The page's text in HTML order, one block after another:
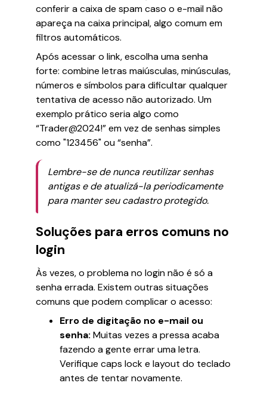
conferir a caixa de spam caso o e-mail não
apareça na caixa principal, algo comum em
filtros automáticos.
Após acessar o link, escolha uma senha
forte: combine letras maiúsculas, minúsculas,
números e símbolos para dificultar qualquer
tentativa de acesso não autorizado. Um
exemplo prático seria algo como
“Trader@2024!” em vez de senhas simples
como "123456" ou “senha”.
Lembre-se de nunca reutilizar senhas
antigas e de atualizá-la periodicamente
para manter seu cadastro protegido.
Soluções para erros comuns no
login
Às vezes, o problema no login não é só a
senha errada. Existem outras situações
comuns que podem complicar o acesso:
Erro de digitação no e-mail ou
senha: Muitas vezes a pressa acaba
fazendo a gente errar uma letra.
Verifique caps lock e layout do teclado
antes de tentar novamente.